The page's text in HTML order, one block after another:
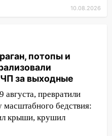
ветер
дома
попал на видео
водителей
на старом
10.08.2026
потопы и
за выходные
августа, превратили
масштабного бедствия:
крыши, крушил